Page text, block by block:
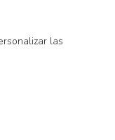
las